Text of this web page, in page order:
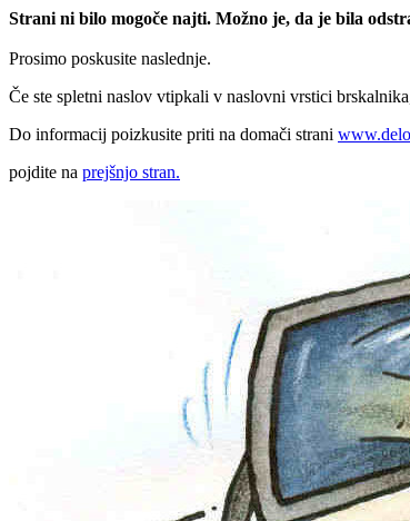
Strani ni bilo mogoče najti. Možno je, da je bila
Prosimo poskusite naslednje.
Če ste spletni naslov vtipkali v naslovni vrstici
Do informacij poizkusite priti na domači strani
pojdite na prejšnjo stran.